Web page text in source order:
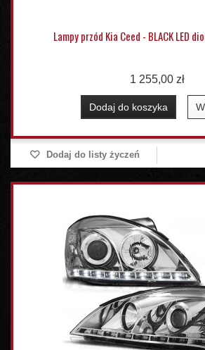
Lampy przód Kia Ceed - BLACK LED
1 255,00 zł
Dodaj do koszyka
Dodaj do listy życzeń